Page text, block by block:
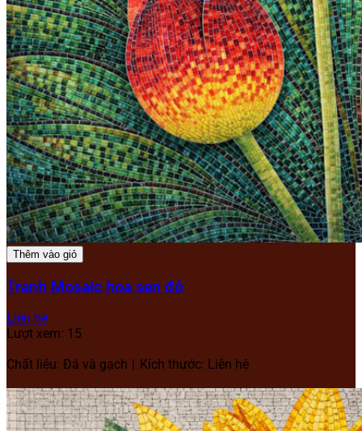
Thêm vào giỏ
Tranh Mosaic hoa sen đỏ
Liên hệ
Lượt xem: 15
Chất liệu: Đá và gạch
Kích thước: Liên hệ